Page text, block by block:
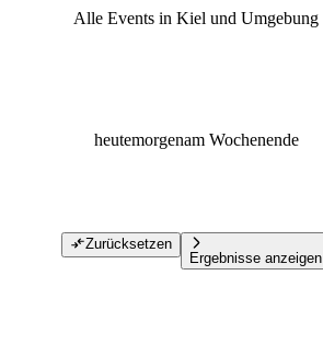
Alle Events in Kiel und Umgebung
heutemorgenam Wochenende
Zurücksetzen
Ergebnisse anzeigen